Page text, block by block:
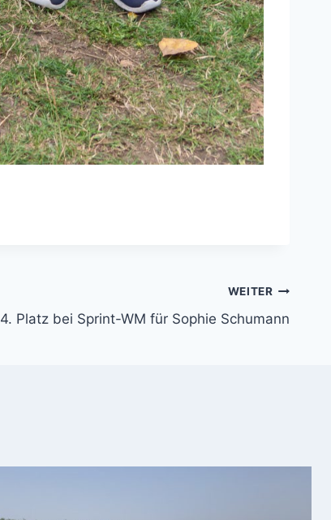
WEITER
4. Platz bei Sprint-WM für Sophie Schumann